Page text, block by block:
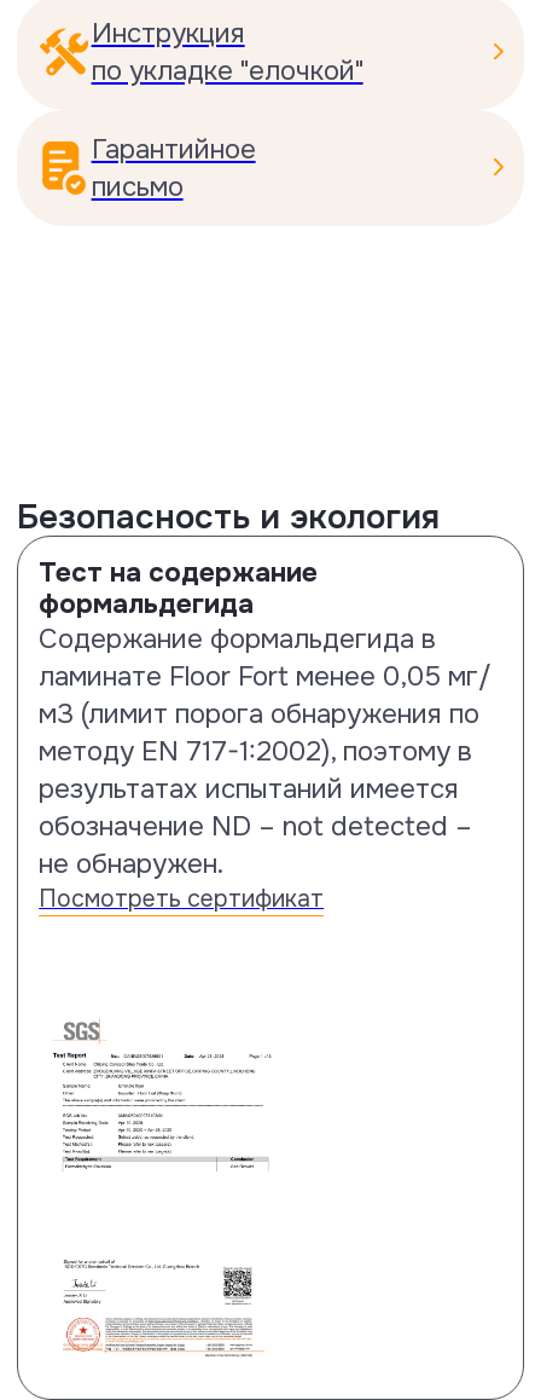
Тест на размерные колебания
в помещении
При повышении влажности до 90%
показатели изменения длины и
Испытания на прочность и
долговечность
Тест на истираемость и
соответствие 33 классу
Данное испытания проводилось
согласно стандартам
Floor Fort подтвержден 33 класс
истираемости.
Посмотреть сертификат